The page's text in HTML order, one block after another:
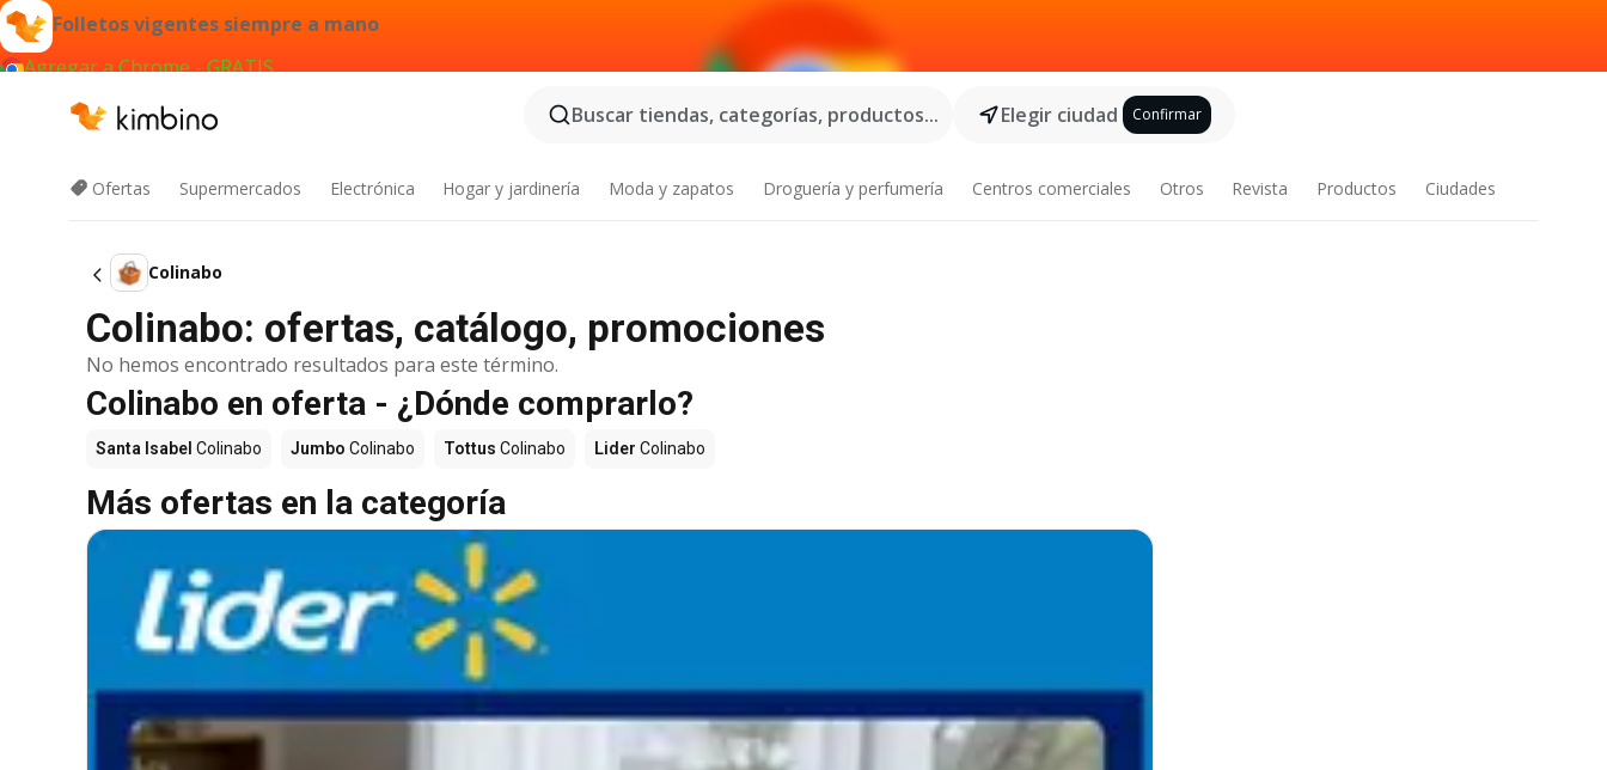
Folletos vigentes siempre a mano
Agregar a Chrome - GRATIS
Buscar tiendas, categorías, productos...
Elegir ciudad Confirmar
Ofertas Supermercados Electrónica Hogar y jardinería Moda y zapatos Droguería y perfumería Centros comerciales Otros Revista Productos Ciudades
Colinabo
Colinabo: ofertas, catálogo, promociones
No hemos encontrado resultados para este término.
Colinabo en oferta - ¿Dónde comprarlo?
Santa Isabel Colinabo Jumbo Colinabo Tottus Colinabo Lider Colinabo
Más ofertas en la categoría